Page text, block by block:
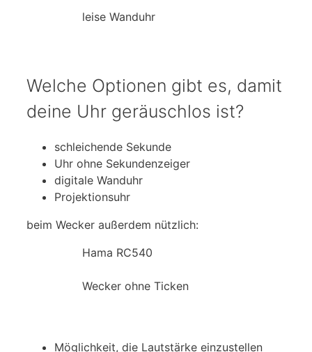
leise Wanduhr
Welche Optionen gibt es, damit
deine Uhr geräuschlos ist?
schleichende Sekunde
Uhr ohne Sekundenzeiger
digitale Wanduhr
Projektionsuhr
beim Wecker außerdem nützlich:
Hama RC540
Wecker ohne Ticken
Möglichkeit, die Lautstärke einzustellen